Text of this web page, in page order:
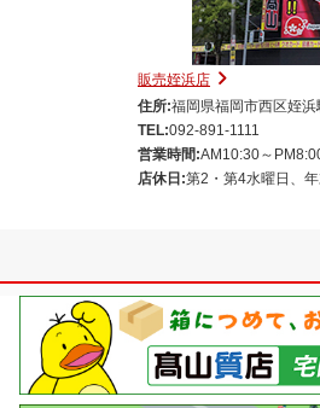
販売姪浜店
住所:福岡県福岡市西区姪
TEL:092-891-1111
営業時間:AM10:30～
店休日:第2・第4水曜日、